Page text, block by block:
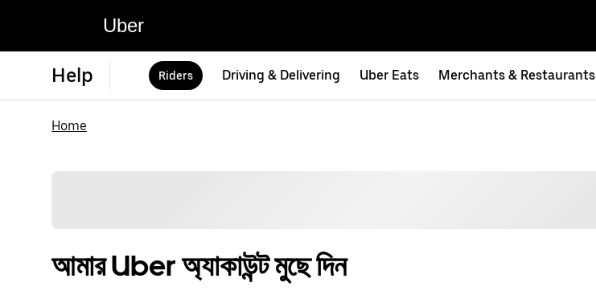
Uber
Help Riders Driving & Delivering Uber Eats Merchants & Restaurants
Home
আমার Uber অ্যাকাউন্ট মুছে দিন